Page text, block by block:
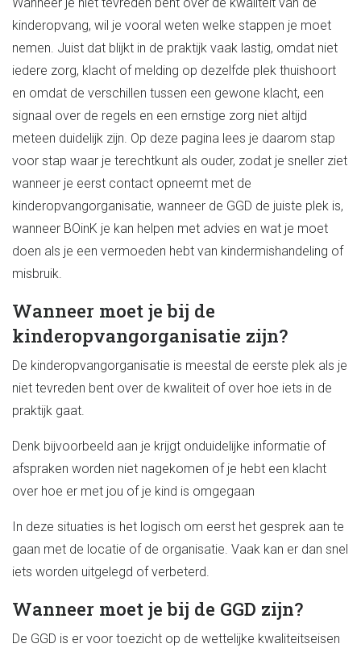
kinderopvang, wil je vooral weten welke stappen je moet
nemen. Juist dat blijkt in de praktijk vaak lastig, omdat niet
iedere zorg, klacht of melding op dezelfde plek thuishoort
en omdat de verschillen tussen een gewone klacht, een
signaal over de regels en een ernstige zorg niet altijd
meteen duidelijk zijn. Op deze pagina lees je daarom stap
voor stap waar je terechtkunt als ouder, zodat je sneller ziet
wanneer je eerst contact opneemt met de
kinderopvangorganisatie, wanneer de GGD de juiste plek is,
wanneer BOinK je kan helpen met advies en wat je moet
doen als je een vermoeden hebt van kindermishandeling of
misbruik.
Wanneer moet je bij de
kinderopvangorganisatie zijn?
De kinderopvangorganisatie is meestal de eerste plek als je
niet tevreden bent over de kwaliteit of over hoe iets in de
praktijk gaat.
Denk bijvoorbeeld aan je krijgt onduidelijke informatie of
afspraken worden niet nagekomen of je hebt een klacht
over hoe er met jou of je kind is omgegaan
In deze situaties is het logisch om eerst het gesprek aan te
gaan met de locatie of de organisatie. Vaak kan er dan snel
iets worden uitgelegd of verbeterd.
Wanneer moet je bij de GGD zijn?
De GGD is er voor toezicht op de wettelijke kwaliteitseisen